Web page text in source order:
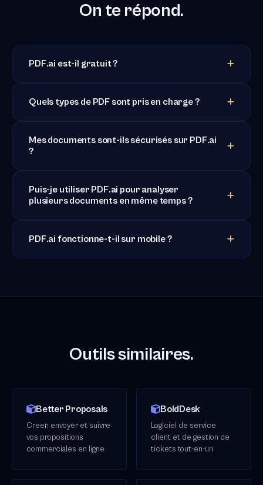
On te répond.
PDF.ai est-il gratuit ?
Quels types de PDF sont pris en charge ?
Mes documents sont-ils sécurisés sur PDF.ai
?
Puis-je utiliser PDF.ai pour analyser
plusieurs documents en même temps ?
PDF.ai fonctionne-t-il sur mobile ?
Outils similaires.
Better Proposals
Creer, envoyer et suivre
vos propositions
commerciales en ligne
BoldDesk
Logiciel de service
client et de gestion de
tickets tout-en-un